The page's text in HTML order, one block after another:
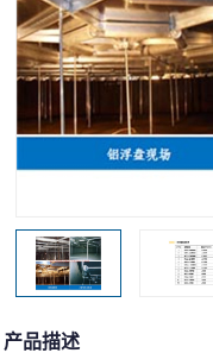
产品描述